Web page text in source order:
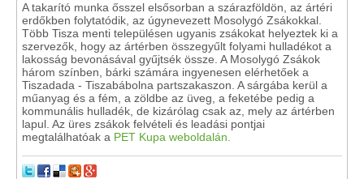
A takarító munka ősszel elsősorban a szárazföldön, az ártéri
erdőkben folytatódik, az úgynevezett Mosolygó Zsákokkal.
Több Tisza menti településen ugyanis zsákokat helyeztek ki a
szervezők, hogy az ártérben összegyűlt folyami hulladékot a
lakosság bevonásával gyűjtsék össze. A Mosolygó Zsákok
három színben, bárki számára ingyenesen elérhetőek a
Tiszadada - Tiszabábolna partszakaszon. A sárgába kerül a
műanyag és a fém, a zöldbe az üveg, a feketébe pedig a
kommunális hulladék, de kizárólag csak az, mely az ártérben
lapul. Az üres zsákok felvételi és leadási pontjai
megtalálhatóak a PET Kupa weboldalán.